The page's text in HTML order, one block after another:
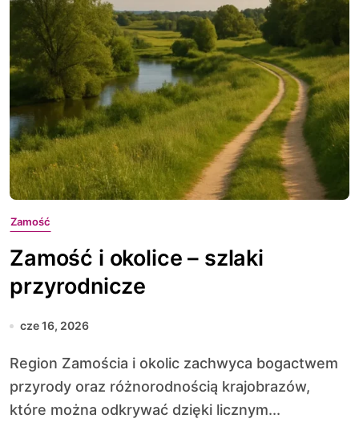
Zamość
Zamość i okolice – szlaki
przyrodnicze
cze 16, 2026
Region Zamościa i okolic zachwyca bogactwem
przyrody oraz różnorodnością krajobrazów,
które można odkrywać dzięki licznym...